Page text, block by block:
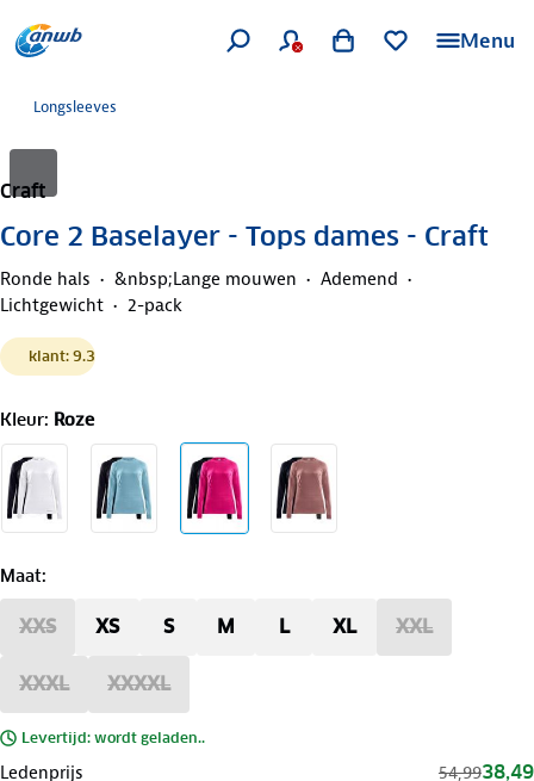
Menu
Longsleeves
Craft
Core 2 Baselayer - Tops dames - Craft
Ronde hals &nbsp;Lange mouwen
Ademend
Lichtgewicht
2-pack
klant: 9.3
Kleur: Roze
Maat:
XXS XS S M L XL XXL
XXXL XXXXL
Levertijd: wordt geladen..
Ledenprijs 54,9938,49